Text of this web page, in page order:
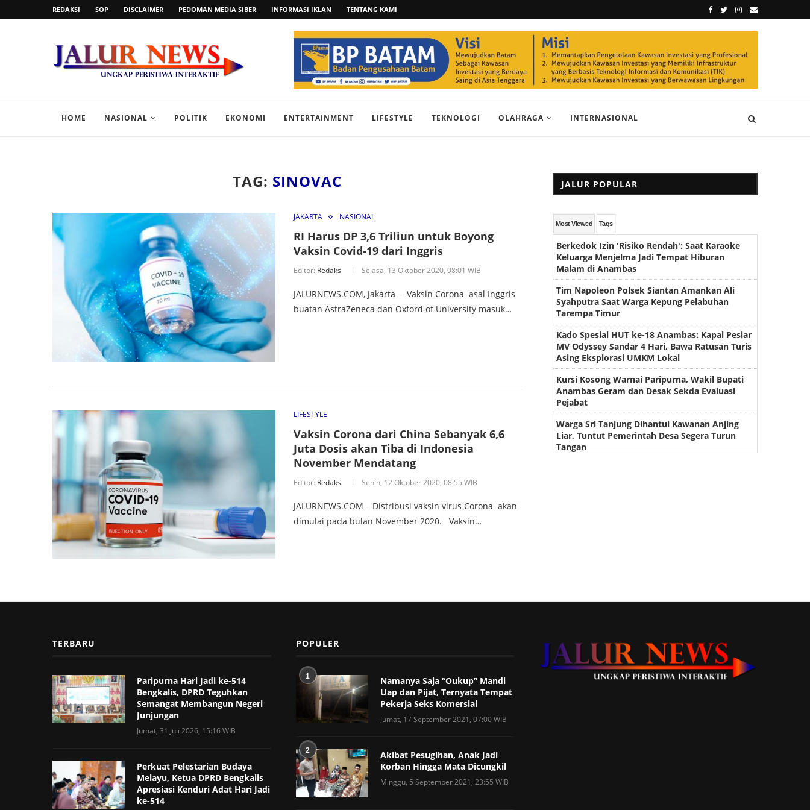
REDAKSI SOP DISCLAIMER PEDOMAN MEDIA SIBER INFORMASI IKLAN TENTANG KAMI
HOME NASIONAL POLITIK EKONOMI ENTERTAINMENT LIFESTYLE TEKNOLOGI OLAHRAGA INTERNASIONAL
TAG: SINOVAC
JAKARTA NASIONAL
RI Harus DP 3,6 Triliun untuk Boyong
Vaksin Covid-19 dari Inggris
Editor: Redaksi Selasa, 13 Oktober 2020, 08:01 WIB
JALURNEWS.COM, Jakarta – Vaksin Corona asal Inggris
buatan AstraZeneca dan Oxford of University masuk…
LIFESTYLE
Vaksin Corona dari China Sebanyak 6,6
Juta Dosis akan Tiba di Indonesia
November Mendatang
Editor: Redaksi Senin, 12 Oktober 2020, 08:55 WIB
JALURNEWS.COM – Distribusi vaksin virus Corona akan
dimulai pada bulan November 2020. Vaksin…
JALUR POPULAR
Most Viewed Tags
Berkedok Izin 'Risiko Rendah': Saat Karaoke
Keluarga Menjelma Jadi Tempat Hiburan
Malam di Anambas
Tim Napoleon Polsek Siantan Amankan Ali
Syahputra Saat Warga Kepung Pelabuhan
Tarempa Timur
Kado Spesial HUT ke-18 Anambas: Kapal Pesiar
MV Odyssey Sandar 4 Hari, Bawa Ratusan Turis
Asing Eksplorasi UMKM Lokal
Kursi Kosong Warnai Paripurna, Wakil Bupati
Anambas Geram dan Desak Sekda Evaluasi
Pejabat
Warga Sri Tanjung Dihantui Kawanan Anjing
Liar, Tuntut Pemerintah Desa Segera Turun
Tangan
TERBARU
Paripurna Hari Jadi ke-514
Bengkalis, DPRD Teguhkan
Semangat Membangun Negeri
Junjungan
Jumat, 31 Juli 2026, 15:16 WIB
Perkuat Pelestarian Budaya
Melayu, Ketua DPRD Bengkalis
Apresiasi Kenduri Adat Hari Jadi
ke-514
POPULER
1
Namanya Saja “Oukup” Mandi
Uap dan Pijat, Ternyata Tempat
Pekerja Seks Komersial
Jumat, 17 September 2021, 07:00 WIB
2
Akibat Pesugihan, Anak Jadi
Korban Hingga Mata Dicungkil
Minggu, 5 September 2021, 23:55 WIB